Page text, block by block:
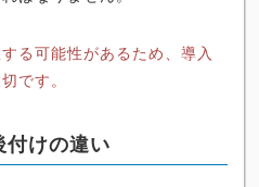
る可能性があるため、導入
です。
けの違い